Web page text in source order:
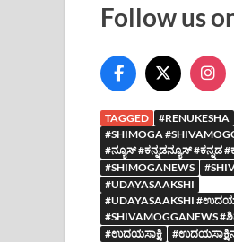
Follow us
TAGGED
#RENUKESHA
#SHIMOGA
#ನ್ಯೂಸ್ #ಕನ್ನಡನ್ಯೂಸ್ #ಕನ್ನಡ
#SHIMOGANEWS
#UDAYASAAKSHI
#UDAYASAAKSHI
#SHIVAMOGGANEWS
#ಉದಯಸಾಕ್ಷಿ